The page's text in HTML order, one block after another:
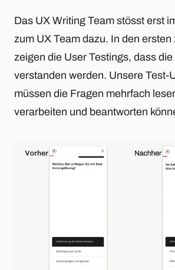
Das UX Writing Team stösst erst
zum UX Team dazu. In den
zeigen die User Testings, dass
verstanden werden. Unsere Test-
müssen die Fragen mehrfach
verarbeiten und beantworten